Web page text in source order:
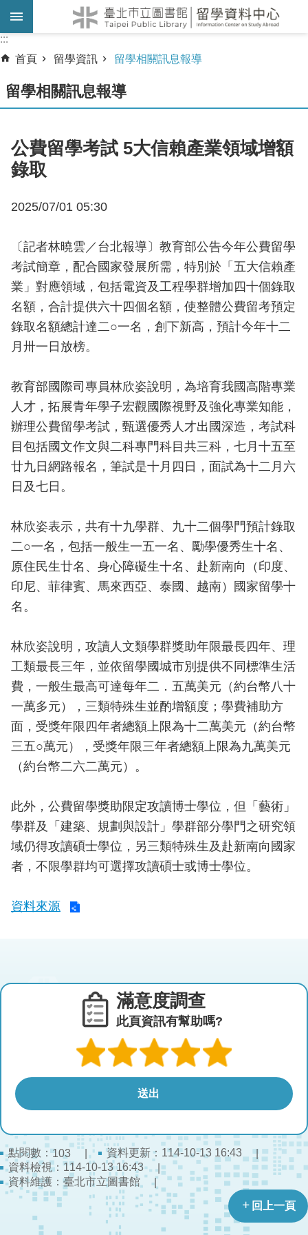
跳到主要內容區塊
:::
:::
首頁
留學資訊 留學相關訊息報導
留學相關訊息報導
公費留學考試 5大信賴產業領域增額
錄取
2025/07/01 05:30
〔記者林曉雲／台北報導〕教育部公告今年公費留學
考試簡章，配合國家發展所需，特別於「五大信賴產
業」對應領域，包括電資及工程學群增加四十個錄取
名額，合計提供六十四個名額，使整體公費留考預定
錄取名額總計達二○一名，創下新高，預計今年十二
月卅一日放榜。
教育部國際司專員林欣姿說明，為培育我國高階專業
人才，拓展青年學子宏觀國際視野及強化專業知能，
辦理公費留學考試，甄選優秀人才出國深造，考試科
目包括國文作文與二科專門科目共三科，七月十五至
廿九日網路報名，筆試是十月四日，面試為十二月六
日及七日。
林欣姿表示，共有十九學群、九十二個學門預計錄取
二○一名，包括一般生一五一名、勵學優秀生十名、
原住民生廿名、身心障礙生十名、赴新南向（印度、
印尼、菲律賓、馬來西亞、泰國、越南）國家留學十
名。
林欣姿說明，攻讀人文類學群獎助年限最長四年、理
工類最長三年，並依留學國城市別提供不同標準生活
費，一般生最高可達每年二．五萬美元（約台幣八十
一萬多元），三類特殊生並酌增額度；學費補助方
面，受獎年限四年者總額上限為十二萬美元（約台幣
三五○萬元），受獎年限三年者總額上限為九萬美元
（約台幣二六二萬元）。
此外，公費留學獎助限定攻讀博士學位，但「藝術」
學群及「建築、規劃與設計」學群部分學門之研究領
域仍得攻讀碩士學位，另三類特殊生及赴新南向國家
者，不限學群均可選擇攻讀碩士或博士學位。
資料來源
滿意度調查
此頁資訊有幫助嗎?
點閱數：103
資料更新：114-10-13 16:43
資料檢視：114-10-13 16:43
資料維護：臺北市立圖書館
回上一頁